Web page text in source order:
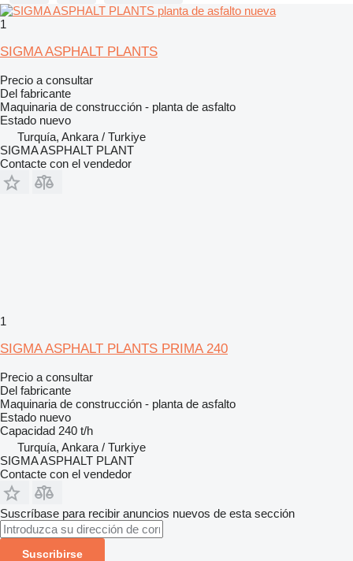
1
SIGMA ASPHALT PLANTS
Precio a consultar
Del fabricante
Maquinaria de construcción - planta de asfalto
Estado nuevo
Turquía, Ankara / Turkiye
SIGMA ASPHALT PLANT
Contacte con el vendedor
1
SIGMA ASPHALT PLANTS PRIMA 240
Precio a consultar
Del fabricante
Maquinaria de construcción - planta de asfalto
Estado nuevo
Capacidad 240 t/h
Turquía, Ankara / Turkiye
SIGMA ASPHALT PLANT
Contacte con el vendedor
Suscríbase para recibir anuncios nuevos de esta sección
Suscribirse